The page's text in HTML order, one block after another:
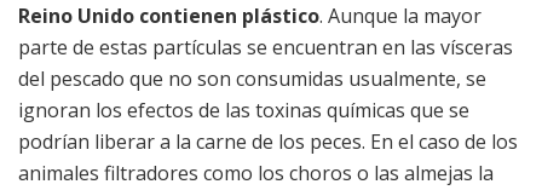
Reino Unido contienen plástico. Aunque la mayor
parte de estas partículas se encuentran en las vísceras
del pescado que no son consumidas usualmente, se
ignoran los efectos de las toxinas químicas que se
podrían liberar a la carne de los peces. En el caso de los
animales filtradores como los choros o las almejas la